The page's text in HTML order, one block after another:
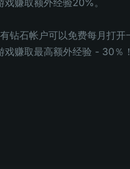
赚取额外经验20%。
石帐户可以免费每月打开
赚取最高额外经验 - 30％！